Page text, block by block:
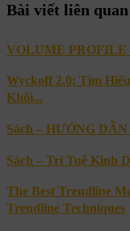
Bài viết liên quan
VOLUME PROFILE
Wyckoff 2.0: Tìm
Khối...
Sách – HƯỚNG
Sách – Trí Tuệ Kinh
The Best Trendline
Trendline Techniques